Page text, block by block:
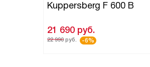
Kuppersberg F 600 B
21 690 руб.
22 990 руб. -6%